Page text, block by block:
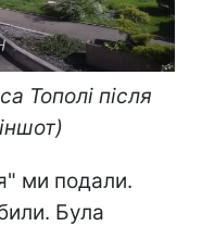
Тополі після
ми подали.
Була